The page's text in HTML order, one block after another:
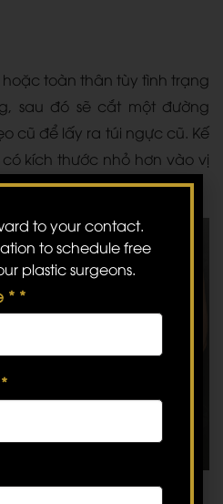
toàn thân tùy tình trạng
sau đó sẽ cắt một đường
cũ để lấy ra túi ngực cũ. Kế
kích thước nhỏ hơn vào vị
ngực tự nhiên.
ngực nhỏ hơn tại Bệnh viện
to your contact.
to schedule free
plastic surgeons.
* *
*